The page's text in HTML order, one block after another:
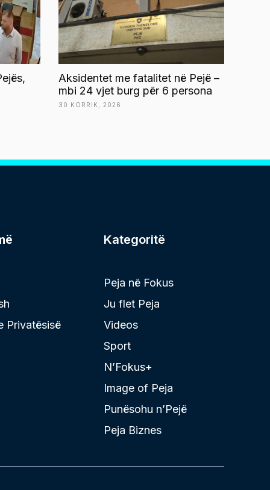
Aksidentet me fatalitet në Pejë –
mbi 24 vjet burg për 6 persona
30 KORRIK, 2026
Privatësisë
Kategoritë
Peja në Fokus
Ju flet Peja
Videos
Sport
N’Fokus+
Image of Peja
Punësohu n’Pejë
Peja Biznes